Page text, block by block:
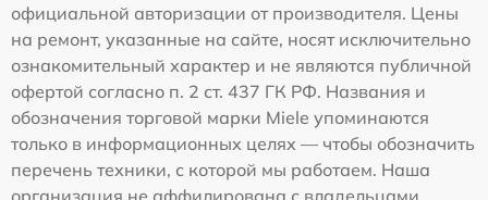
официальной авторизации от производителя. Цены
на ремонт, указанные на сайте, носят исключительно
ознакомительный характер и не являются публичной
офертой согласно п. 2 ст. 437 ГК РФ. Названия и
обозначения торговой марки Miele упоминаются
только в информационных целях — чтобы обозначить
перечень техники, с которой мы работаем. Наша
организация не аффилирована с владельцами